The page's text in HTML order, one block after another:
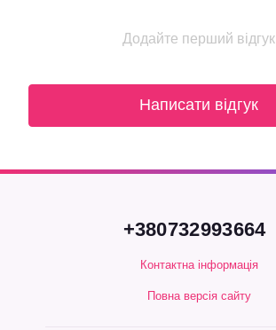
Додайте перший відгук
Написати відгук
+380732993664
Контактна інформація
Повна версія сайту